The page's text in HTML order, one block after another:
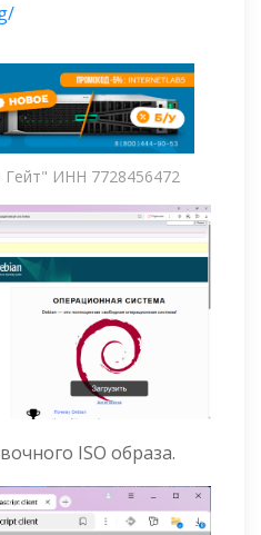
ИНН 7728456472
ISO образа.